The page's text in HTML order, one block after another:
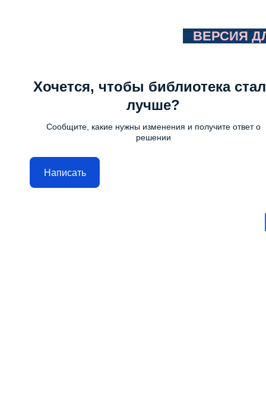
ВЕРСИЯ
Хочется, чтобы библиотека
лучше?
Сообщите, какие нужны изменения и получите ответ о
решении
Написать